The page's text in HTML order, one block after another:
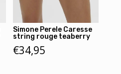
Simone Perele Caresse
string rouge teaberry
€34,95